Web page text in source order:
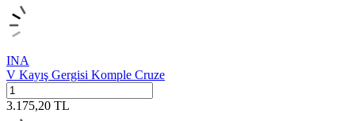
INA
V Kayış Gergisi Komple Cruze
3.175,20 TL